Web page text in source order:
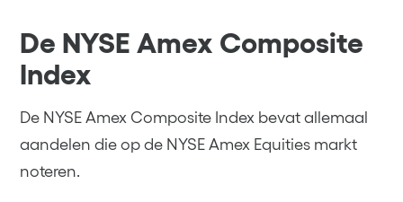
De NYSE Amex Composite
Index
De NYSE Amex Composite Index bevat allemaal
aandelen die op de NYSE Amex Equities markt
noteren.